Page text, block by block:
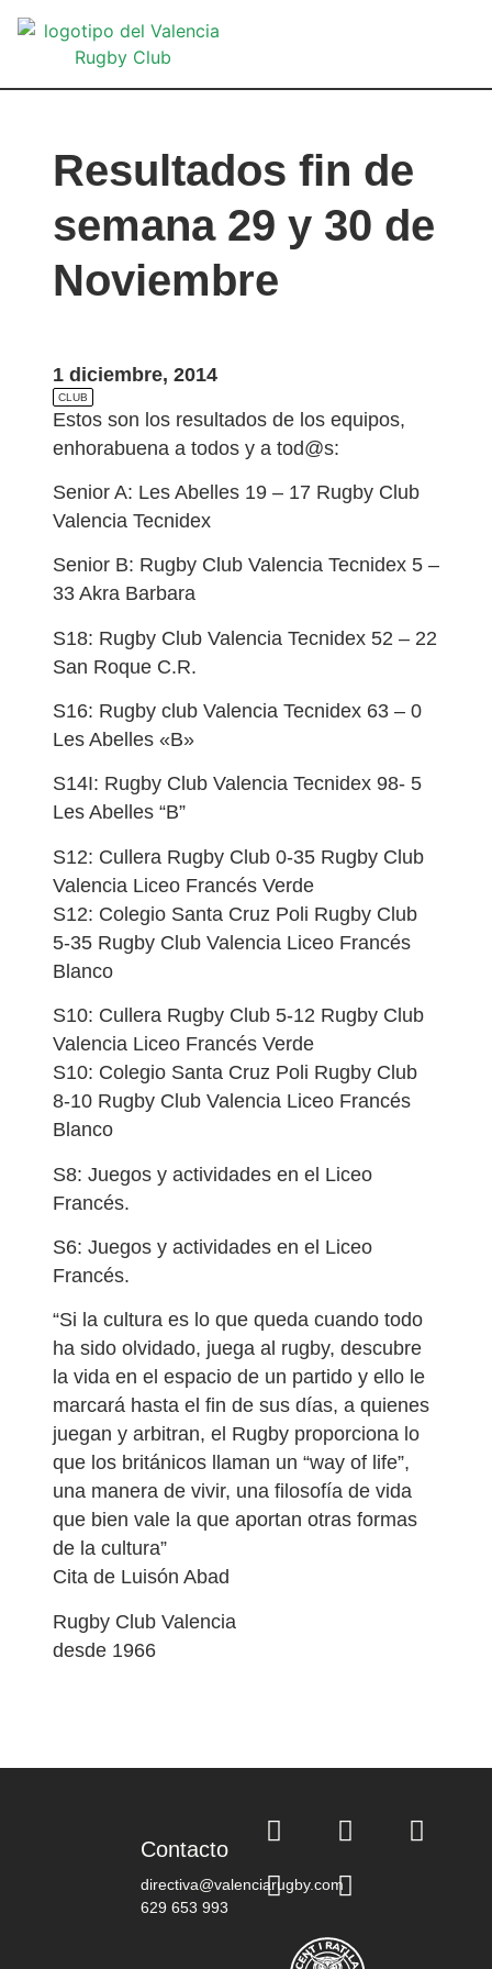
Resultados fin de
semana 29 y 30 de
Noviembre
1 diciembre, 2014
CLUB
Estos son los resultados de los equipos,
enhorabuena a todos y a tod@s:
Senior A: Les Abelles 19 – 17 Rugby Club
Valencia Tecnidex
Senior B: Rugby Club Valencia Tecnidex 5 –
33 Akra Barbara
S18: Rugby Club Valencia Tecnidex 52 – 22
San Roque C.R.
S16: Rugby club Valencia Tecnidex 63 – 0
Les Abelles «B»
S14I: Rugby Club Valencia Tecnidex 98- 5
Les Abelles “B”
S12: Cullera Rugby Club 0-35 Rugby Club
Valencia Liceo Francés Verde
S12: Colegio Santa Cruz Poli Rugby Club
5-35 Rugby Club Valencia Liceo Francés
Blanco
S10: Cullera Rugby Club 5-12 Rugby Club
Valencia Liceo Francés Verde
S10: Colegio Santa Cruz Poli Rugby Club
8-10 Rugby Club Valencia Liceo Francés
Blanco
S8: Juegos y actividades en el Liceo
Francés.
S6: Juegos y actividades en el Liceo
Francés.
“Si la cultura es lo que queda cuando todo
ha sido olvidado, juega al rugby, descubre
la vida en el espacio de un partido y ello le
marcará hasta el fin de sus días, a quienes
juegan y arbitran, el Rugby proporciona lo
que los británicos llaman un “way of life”,
una manera de vivir, una filosofía de vida
que bien vale la que aportan otras formas
de la cultura”
Cita de Luisón Abad
Rugby Club Valencia
desde 1966
Contacto
directiva@valenciarugby.com
629 653 993